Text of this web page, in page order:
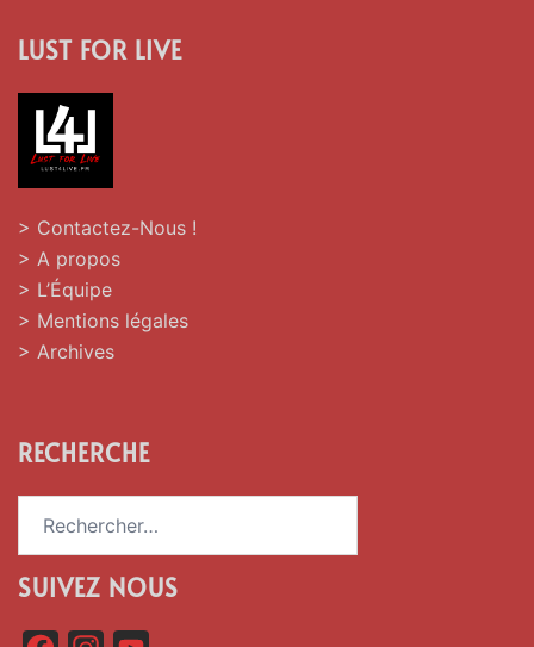
LUST FOR LIVE
> Contactez-Nous !
> A propos
> L’Équipe
> Mentions légales
> Archives
RECHERCHE
SUIVEZ NOUS